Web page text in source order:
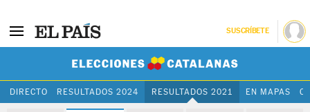
SUSCRÍBETE
DIRECTO RESULTADOS 2024 RESULTADOS 2021 EN MAPAS